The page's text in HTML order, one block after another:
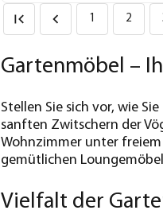
1 2
Gartenmöbel –
Stellen Sie sich vor, wie
sanften Zwitschern der
Wohnzimmer unter freiem
gemütlichen
Vielfalt der